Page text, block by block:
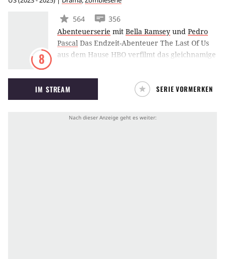
Überhand zu gewinnen.
8
564
356
Abenteuerserie mit Bella Ramsey und Pedro
Pascal Das Endzeit-Abenteuer The Last Of Us
aus dem Hause HBO verfilmt das gleichnamige
und Ellie in der Postapokalypse um ihr
Überleben kämpfen. Entwickelt wurde die
Serie von Chernobyl-Schöpfer Craig Mazin
IM STREAM SERIE VORMERKEN